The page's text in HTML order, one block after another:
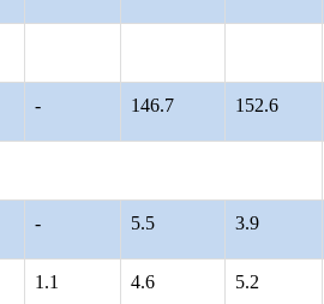
- 146.7 152.6
- 5.5 3.9
1.1 4.6 5.2